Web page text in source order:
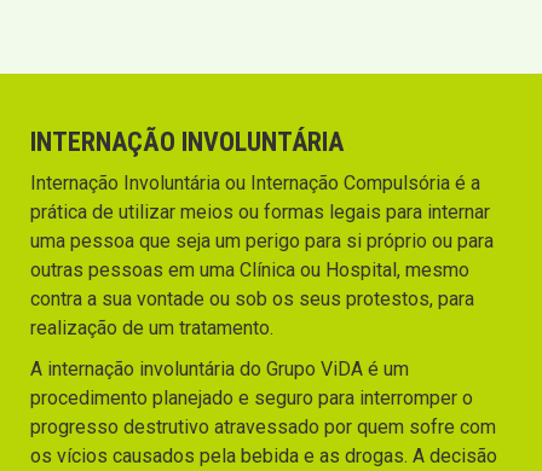
INTERNAÇÃO INVOLUNTÁRIA
Internação Involuntária ou Internação Compulsória é a
prática de utilizar meios ou formas legais para internar
uma pessoa que seja um perigo para si próprio ou para
outras pessoas em uma Clínica ou Hospital, mesmo
contra a sua vontade ou sob os seus protestos, para
realização de um tratamento.
A internação involuntária do Grupo ViDA é um
procedimento planejado e seguro para interromper o
progresso destrutivo atravessado por quem sofre com
os vícios causados pela bebida e as drogas. A decisão